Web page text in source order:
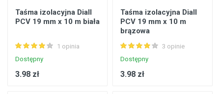
Taśma izolacyjna Diall
PCV 19 mm x 10 m biała
1 opinia
Dostępny
3.98 zł
Taśma izolacyjna Diall
PCV 19 mm x 10 m
brązowa
3 opinie
Dostępny
3.98 zł